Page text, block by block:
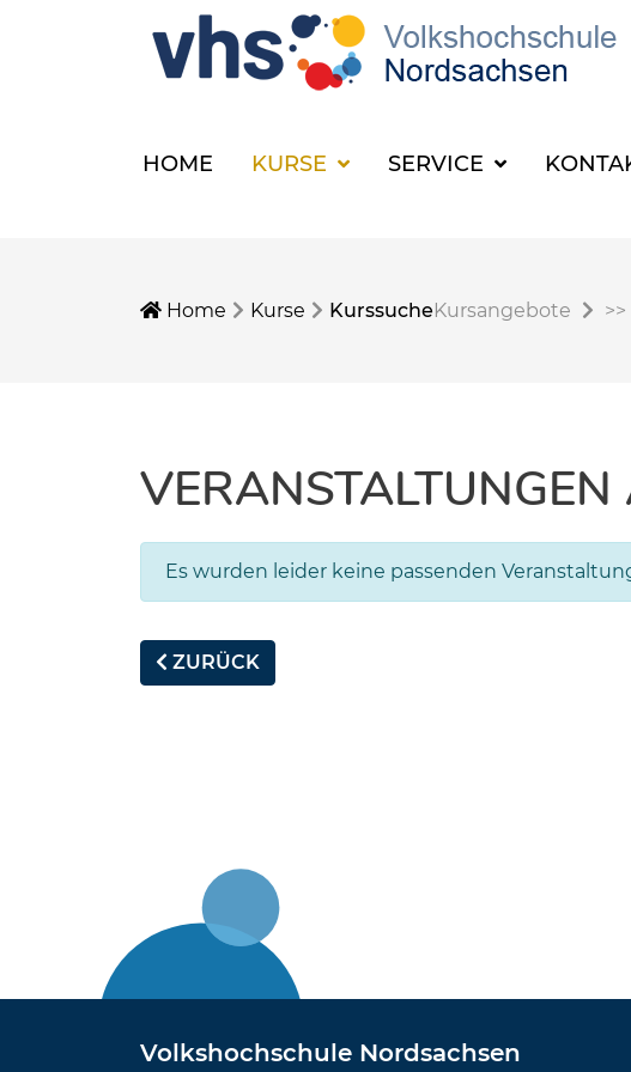
HOME KURSE SERVICE
Home Kurse KurssucheKursangebote >>
Es wurden leider keine passenden
ZURÜCK
Volkshochschule Nordsachsen